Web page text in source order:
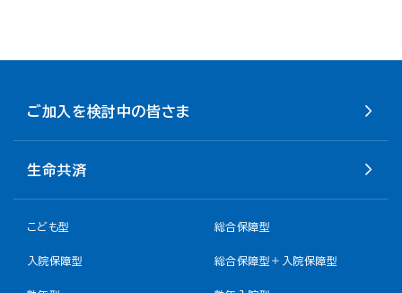
ご加入を検討中の皆さま
生命共済
こども型 総合保障型
入院保障型 総合保障型＋入院保障型